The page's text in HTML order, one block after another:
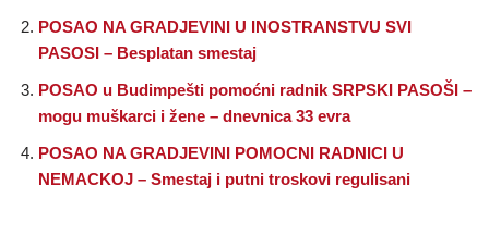
POSAO NA GRADJEVINI U INOSTRANSTVU SVI
PASOSI – Besplatan smestaj
POSAO u Budimpešti pomoćni radnik SRPSKI PASOŠI –
mogu muškarci i žene – dnevnica 33 evra
POSAO NA GRADJEVINI POMOCNI RADNICI U
NEMACKOJ – Smestaj i putni troskovi regulisani